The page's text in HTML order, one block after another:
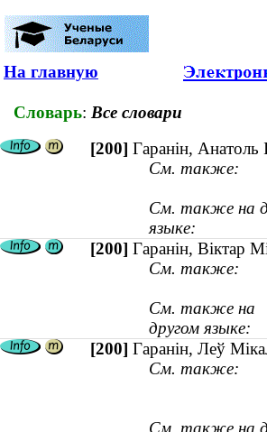
На главную
Словарь: Все словари
[200] Гаранін, Анатоль
См. также:
См. также на
языке:
[200] Гаранін, Віктар
См. также:
См. также на
другом языке:
[200] Гаранін, Леў
См. также: